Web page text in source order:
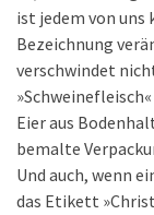
ist jedem von uns
Bezeichnung
verschwindet
Eier aus
bemalte
Und auch, wenn
das Etikett